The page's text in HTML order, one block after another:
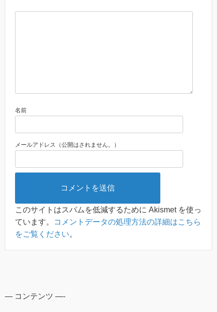
名前
メールアドレス（公開はされません。）
このサイトはスパムを低減するために Akismet を使っ
ています。
コメントデータの処理方法の詳細はこちら
をご覧ください。
— コンテンツ —-